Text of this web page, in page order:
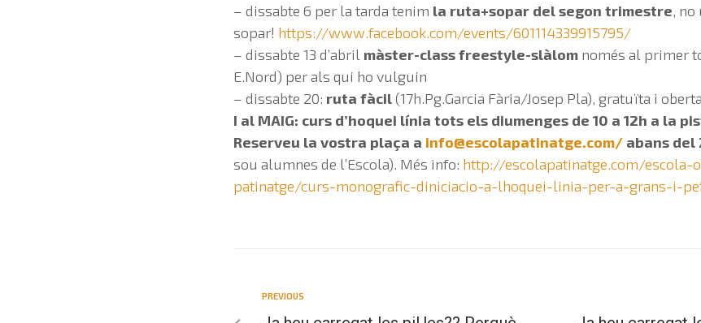
– dissabte 6 per la tarda tenim la ruta+sopar del segon trimestre, no
sopar! https://www.facebook.com/events/601114339915795/
– dissabte 13 d’abril màster-class freestyle-slàlom només al primer
E.Nord) per als qui ho vulguin
– dissabte 20: ruta fàcil(17h.Pg.Garcia Fària/Josep Pla), gratuïta i
I al MAIG: curs d’hoquei línia tots els diumenges de 10 a 12h a la
Reserveu la vostra plaça a info@escolapatinatge.com/ abans del
sou alumnes de l’Escola). Més info: http://escolapatinatge.com/escola-
patinatge/curs-monografic-diniciacio-a-lhoquei-linia-per-a-grans-i-
PREVIOUS